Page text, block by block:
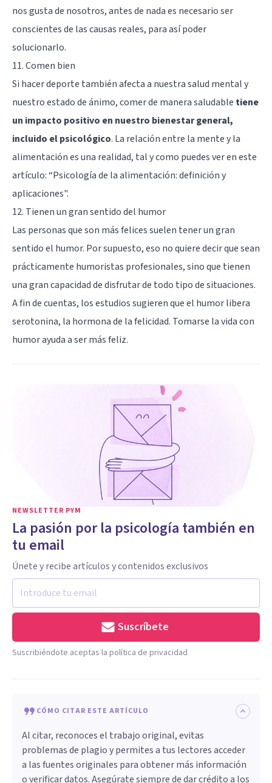
nos gusta de nosotros, antes de nada es necesario ser
conscientes de las causas reales, para así poder
solucionarlo.
11. Comen bien
Si hacer deporte también afecta a nuestra salud mental y
nuestro estado de ánimo, comer de manera saludable tiene
un impacto positivo en nuestro bienestar general,
incluido el psicológico. La relación entre la mente y la
alimentación es una realidad, tal y como puedes ver en este
artículo: “Psicología de la alimentación: definición y
aplicaciones".
12. Tienen un gran sentido del humor
Las personas que son más felices suelen tener un gran
sentido el humor. Por supuesto, eso no quiere decir que sean
prácticamente humoristas profesionales, sino que tienen
una gran capacidad de disfrutar de todo tipo de situaciones.
A fin de cuentas, los estudios sugieren que el humor libera
serotonina, la hormona de la felicidad. Tomarse la vida con
humor ayuda a ser más feliz.
NEWSLETTER PYM
La pasión por la psicología también en
tu email
Únete y recibe artículos y contenidos exclusivos
Suscríbete
Suscribiéndote aceptas la política de privacidad
CÓMO CITAR ESTE ARTÍCULO
Al citar, reconoces el trabajo original, evitas
problemas de plagio y permites a tus lectores acceder
a las fuentes originales para obtener más información
o verificar datos. Asegúrate siempre de dar crédito a los